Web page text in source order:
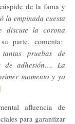
de la fama y
la empinada cuesta
discute la corona
parte, comenta:
tantas pruebas de
adhesión…. La
momento y yo
afluencia de
para garantizar